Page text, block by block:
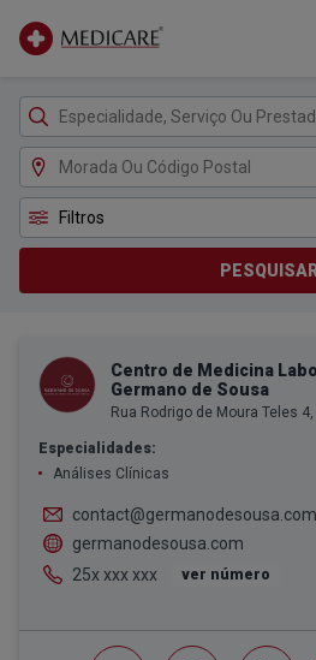
Filtros
Centro de Medicina
Germano de Sousa
Rua Rodrigo de Moura Teles
Especialidades:
Análises Clínicas
contact@germanodesousa.com
germanodesousa.com
25x xxx xxx
ver número